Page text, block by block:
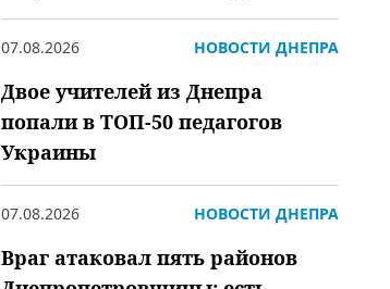
07.08.2026 НОВОСТИ ДНЕПРА
Двое учителей из Днепра
попали в ТОП-50 педагогов
Украины
07.08.2026 НОВОСТИ ДНЕПРА
Враг атаковал пять районов